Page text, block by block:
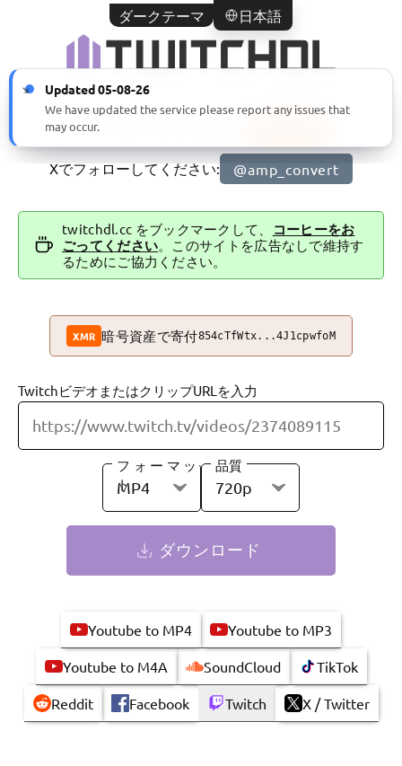
ダークテーマ 日本語
Updated 05-08-26
We have updated the service please report any issues that
may occur.Redditで参加してください:
Xでフォローしてください: @amp_convert
twitchdl.cc をブックマークして、
コーヒーをお
ごってください。このサイトを広告なしで維持す
るためにご協力ください。
XMR 暗号資産で寄付854cTfWtx...4J1cpwfoM
TwitchビデオまたはクリップURLを入力
フォーマッ
ト
MP4
品質
720p
Youtube to MP4 Youtube to MP3
Youtube to M4A SoundCloud TikTok
Reddit Facebook Twitch X / Twitter